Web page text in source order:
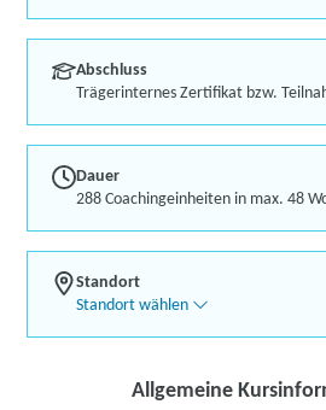
Abschluss
Trägerinternes Zertifikat bzw.
Dauer
288 Coachingeinheiten in max. 48
Standort
Standort wählen
Allgemeine